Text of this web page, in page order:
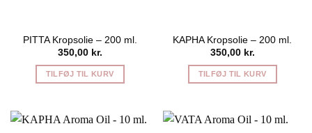
PITTA Kropsolie – 200 ml.
350,00 kr.
TILFØJ TIL KURV
KAPHA Kropsolie – 200 ml.
350,00 kr.
TILFØJ TIL KURV